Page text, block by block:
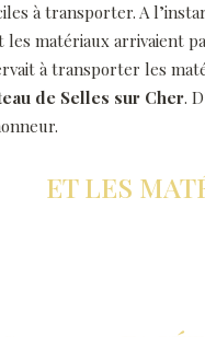
à transporter. A
les matériaux arrivaient
à transporter les
de Selles sur Cher.
ET LES